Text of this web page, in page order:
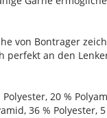
von Bontrager
perfekt an den
20 %
36 % Polyester,